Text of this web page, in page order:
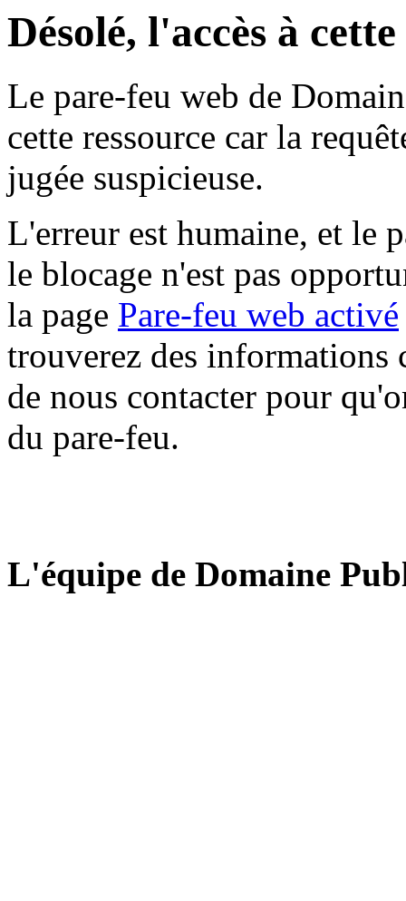
Désolé, l'accès à
Le pare-feu web de
cette ressource car la
jugée suspicieuse.
L'erreur est humaine, et le
le blocage n'est pas
la page Pare-feu web activé
trouverez des informations
de nous contacter pour
du pare-feu.
L'équipe de Domaine